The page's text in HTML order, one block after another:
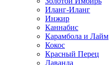
Иланг-Иланг
Инжир
Каннабис
Карамбола и Лайм
Кокос
Красный Перец
Лаванда